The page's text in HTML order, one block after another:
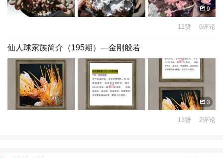
9
11赞 6评论
仙人球家族简介（195期）—金刚般若
3
11赞 2评论